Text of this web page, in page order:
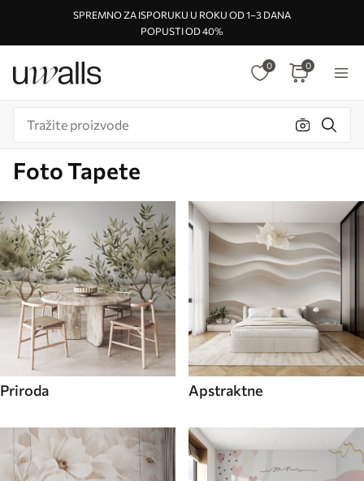
SPREMNO ZA ISPORUKU U ROKU OD 1–3 DANA
POPUSTI OD 40%
0 0
Foto Tapete
Priroda Apstraktne